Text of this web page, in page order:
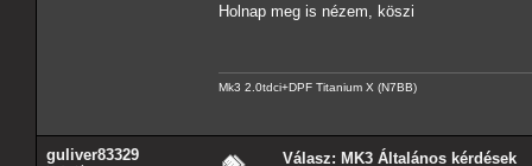
Holnap meg is nézem, köszi
Mk3 2.0tdci+DPF Titanium X (N7BB)
guliver83329 Válasz: MK3 Általános kérdések